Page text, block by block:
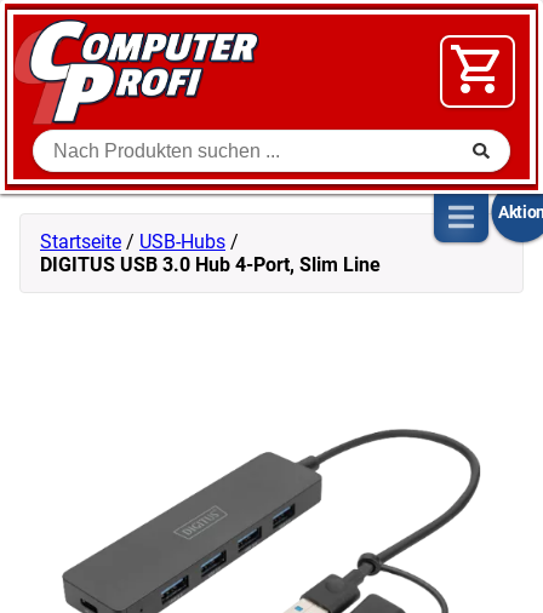
Zum Inhalt springen
Suche
SOFTWARE
VIDEO
SHOP
Startseite / USB-Hubs /
DIGITUS USB 3.0 Hub 4-Port, Slim Line